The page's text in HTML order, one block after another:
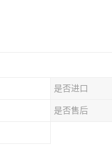
是否进口
是否售后